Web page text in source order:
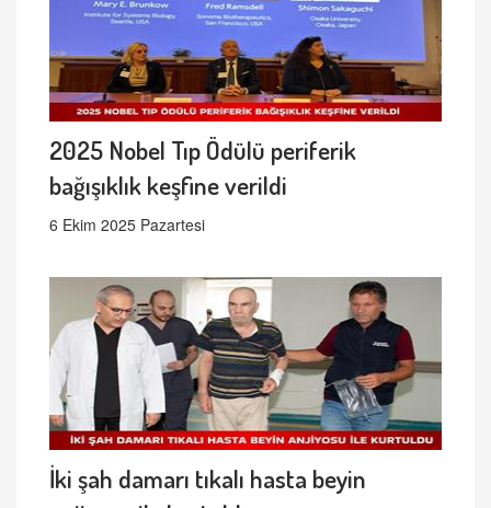
2025 Nobel Tıp Ödülü periferik
bağışıklık keşfine verildi
6 Ekim 2025 Pazartesi
İki şah damarı tıkalı hasta beyin